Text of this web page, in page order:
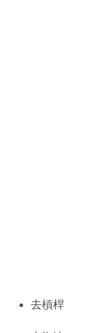
去槓桿